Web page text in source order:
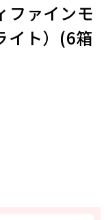
ファインモ
イト）(6箱